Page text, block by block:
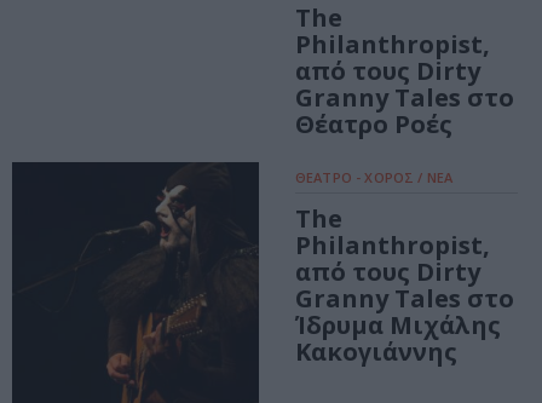
The
Philanthropist,
από τους Dirty
Granny Tales στο
Θέατρο Ροές
ΘΕΑΤΡΟ - ΧΟΡΟΣ / ΝΕΑ
The
Philanthropist,
από τους Dirty
Granny Tales στο
Ίδρυμα Μιχάλης
Κακογιάννης